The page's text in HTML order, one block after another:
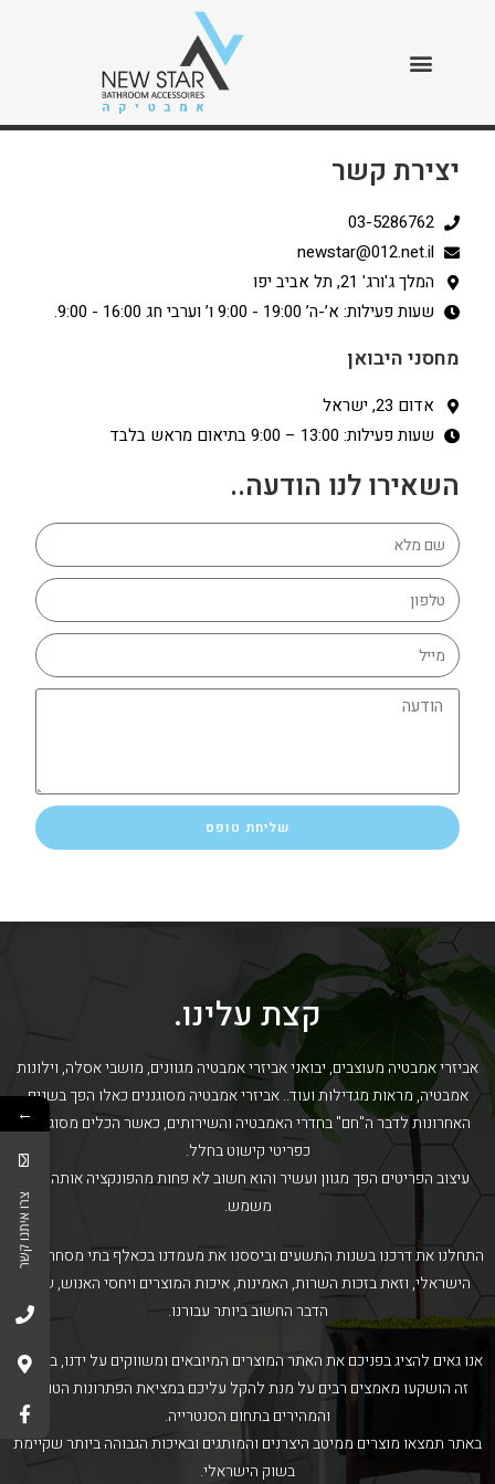
צור קשר
יצירת קשר
03-5286762
newstar@012.net.il
המלך ג'ורג' 21, תל אביב יפו
שעות פעילות: א’-ה’ 19:00 - 9:00 ו’ וערבי חג 16:00 - 9:00.
מחסני היבואן
אדום 23, ישראל
שעות פעילות: 13:00 – 9:00 בתיאום מראש בלבד
השאירו לנו הודעה..
שליחת טופס
קצת עלינו.
אביזרי אמבטיה מעוצבים, יבואני אביזרי אמבטיה מגוונים, מושבי אסלה, וילונות
אמבטיה, מראות מגדילות ועוד.. אביזרי אמבטיה מסוגננים כאלו הפך בשנים
האחרונות לדבר ה"חם" בחדרי האמבטיה והשירותים, כאשר הכלים מסוגננים
כפריטי קישוט בחלל.
עיצוב הפריטים הפך מגוון ועשיר והוא חשוב לא פחות מהפונקציה אותה הוא
משמש.
התחלנו את דרכנו בשנות התשעים וביססנו את מעמדנו בכאלף בתי מסחר בשוק
הישראלי, וזאת בזכות השרות, האמינות, איכות המוצרים ויחסי האנוש, שהם
הדבר החשוב ביותר עבורנו.
אנו גאים להציג בפניכם את האתר המוצרים המיובאים ומשווקים על ידנו, בקטלוג
זה הושקעו מאמצים רבים על מנת להקל עליכם במציאת הפתרונות הטובים
והמהירים בתחום הסנטרייה.
באתר תמצאו מוצרים ממיטב היצרנים והמותגים ובאיכות הגבוהה ביותר שקיימת
בשוק הישראלי.
←
צרו איתנו קשר